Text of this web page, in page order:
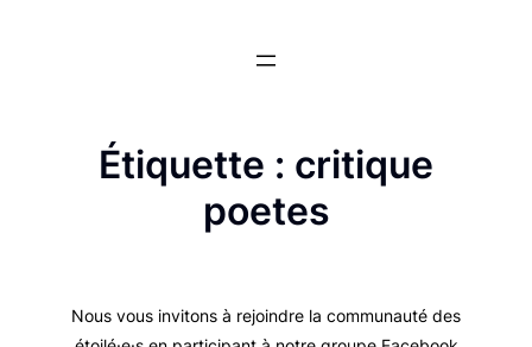
Étiquette : critique
poetes
Nous vous invitons à rejoindre la communauté des